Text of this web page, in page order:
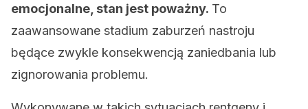
emocjonalne, stan jest poważny. To
zaawansowane stadium zaburzeń nastroju
będące zwykle konsekwencją zaniedbania lub
zignorowania problemu.